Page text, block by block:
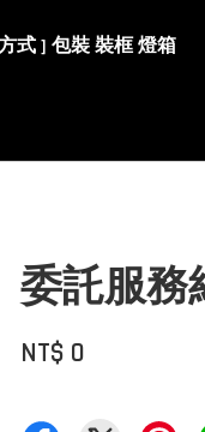
式 ] 包裝 裝框 燈箱
委託服務
NT$ 0